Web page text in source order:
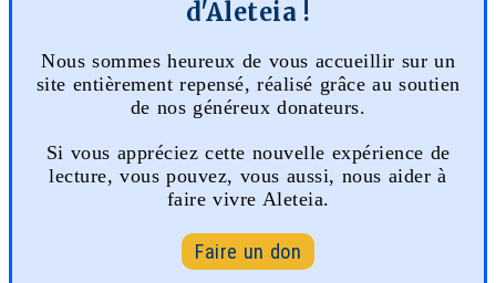
d'Aleteia !
Nous sommes heureux de vous accueillir sur un
site entièrement repensé, réalisé grâce au soutien
de nos généreux donateurs.
Si vous appréciez cette nouvelle expérience de
lecture, vous pouvez, vous aussi, nous aider à
faire vivre Aleteia.
Faire un don